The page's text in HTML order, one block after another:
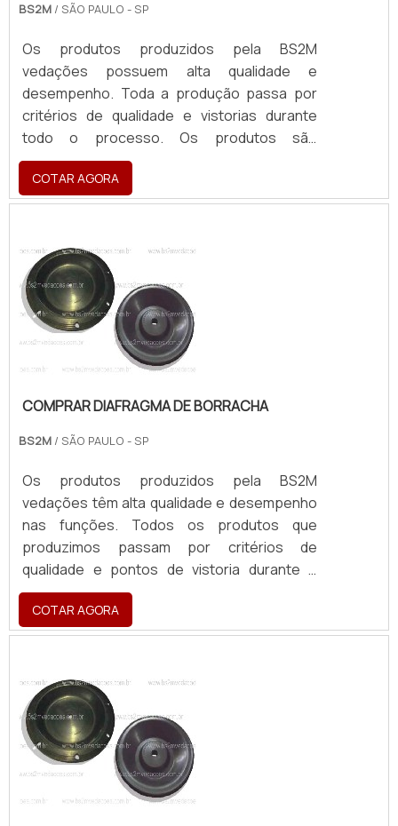
BS2M / SÃO PAULO - SP
Os produtos produzidos pela BS2M
vedações possuem alta qualidade e
desempenho. Toda a produção passa por
critérios de qualidade e vistorias durante
todo o processo. Os produtos são
fabricados para atender diversos
segmentos de negócios. Os produtos da
BS2M Vedações são flexíveis, adaptando-se
maquinários industriais, como o diafragma de
borracha.MAIS DETALHES SOBRE O
PRODUTOOs produtos da BS2M veda...
COTAR AGORA
COMPRAR DIAFRAGMA DE BORRACHA
BS2M / SÃO PAULO - SP
Os produtos produzidos pela BS2M
vedações têm alta qualidade e desempenho
nas funções. Todos os produtos que
produzimos passam por critérios de
qualidade e pontos de vistoria durante o
processo de produção. São fabricados para
atender a vasta gama de segmentos de
negócios. Os produtos da BS2M Vedações
técnicas quanto para manutenção de
maquinários industriais.ONDE COMPRAR
DIAFRAGMA DE BORRACHAOs ...
COTAR AGORA